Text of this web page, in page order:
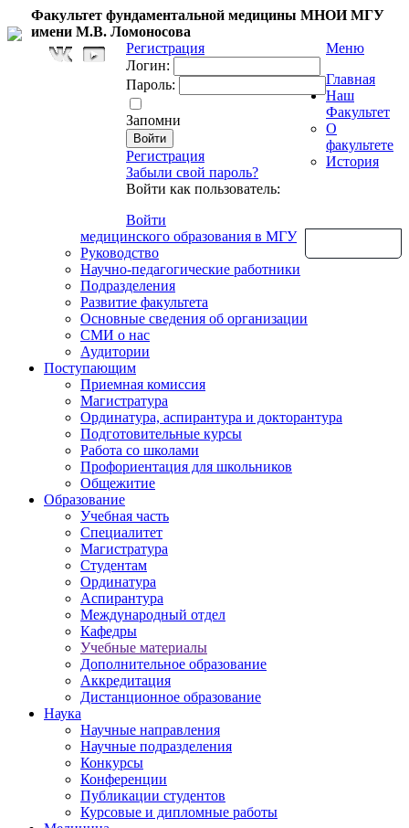
Факультет фундаментальной медицины МНОИ МГУ
имени М.В. Ломоносова
Регистрация
Логин:
Пароль:
Запомни
Регистрация
Забыли свой пароль?
Войти как пользователь:
Войти
Меню
Главная
Наш
Факультет
О
факультете
История
медицинского образования в МГУ
Руководство
Научно-педагогические работники
Подразделения
Развитие факультета
Основные сведения об организации
СМИ о нас
Аудитории
Поступающим
Приемная комиссия
Магистратура
Ординатура, аспирантура и докторантура
Подготовительные курсы
Работа со школами
Профориентация для школьников
Общежитие
Образование
Учебная часть
Специалитет
Магистратура
Студентам
Ординатура
Аспирантура
Международный отдел
Кафедры
Учебные материалы
Дополнительное образование
Аккредитация
Дистанционное образование
Наука
Научные направления
Научные подразделения
Конкурсы
Конференции
Публикации студентов
Курсовые и дипломные работы